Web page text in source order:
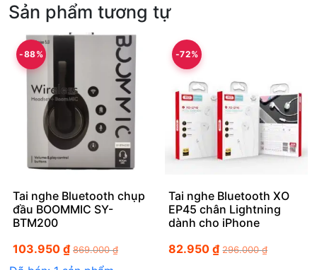
Sản phẩm tương tự
-88%
Tai nghe Bluetooth chụp
đầu BOOMMIC SY-
BTM200
103.950 ₫ 869.000₫
-72%
Tai nghe Bluetooth XO
EP45 chân Lightning
dành cho iPhone
82.950₫ 296.000₫